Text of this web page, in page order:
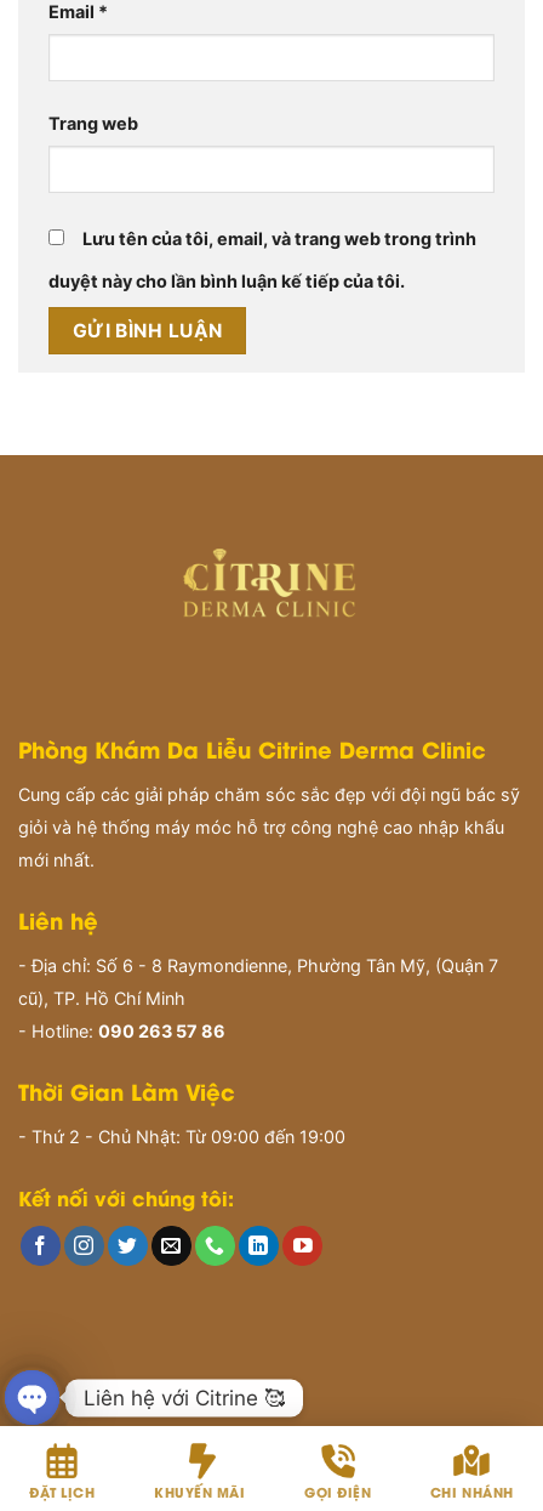
Email *
Trang web
Lưu tên của tôi, email, và trang web trong trình
duyệt này cho lần bình luận kế tiếp của tôi.
Phòng Khám Da Liễu Citrine Derma Clinic
Cung cấp các giải pháp chăm sóc sắc đẹp với đội ngũ bác sỹ
giỏi và hệ thống máy móc hỗ trợ công nghệ cao nhập khẩu
mới nhất.
Liên hệ
- Địa chỉ: Số 6 - 8 Raymondienne, Phường Tân Mỹ, (Quận 7
cũ), TP. Hồ Chí Minh
- Hotline: 090 263 57 86
Thời Gian Làm Việc
- Thứ 2 - Chủ Nhật: Từ 09:00 đến 19:00
Kết nối với chúng tôi:
ĐẶT LỊCH KHUYẾN MÃI GỌI ĐIỆN CHI NHÁNH
Liên hệ với Citrine 🥰
OPEN
CHATY